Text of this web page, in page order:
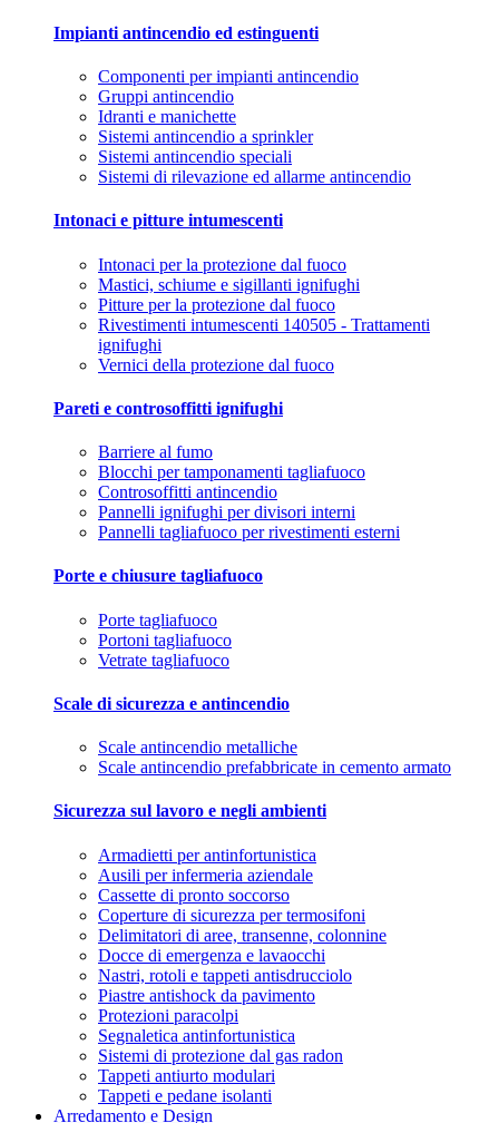
Impianti antincendio ed estinguenti
Componenti per impianti antincendio
Gruppi antincendio
Idranti e manichette
Sistemi antincendio a sprinkler
Sistemi antincendio speciali
Sistemi di rilevazione ed allarme antincendio
Intonaci e pitture intumescenti
Intonaci per la protezione dal fuoco
Mastici, schiume e sigillanti ignifughi
Pitture per la protezione dal fuoco
Rivestimenti intumescenti 140505 - Trattamenti
ignifughi
Vernici della protezione dal fuoco
Pareti e controsoffitti ignifughi
Barriere al fumo
Blocchi per tamponamenti tagliafuoco
Controsoffitti antincendio
Pannelli ignifughi per divisori interni
Pannelli tagliafuoco per rivestimenti esterni
Porte e chiusure tagliafuoco
Porte tagliafuoco
Portoni tagliafuoco
Vetrate tagliafuoco
Scale di sicurezza e antincendio
Scale antincendio metalliche
Scale antincendio prefabbricate in cemento armato
Sicurezza sul lavoro e negli ambienti
Armadietti per antinfortunistica
Ausili per infermeria aziendale
Cassette di pronto soccorso
Coperture di sicurezza per termosifoni
Delimitatori di aree, transenne, colonnine
Docce di emergenza e lavaocchi
Nastri, rotoli e tappeti antisdrucciolo
Piastre antishock da pavimento
Protezioni paracolpi
Segnaletica antinfortunistica
Sistemi di protezione dal gas radon
Tappeti antiurto modulari
Tappeti e pedane isolanti
Arredamento e Design